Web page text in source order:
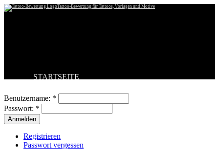
Tattoo-Bewertung für Tattoos, Vorlagen und Motive
STARTSEITE
BESTE TATTOOS
NEUESTE TATTOOS
KOMMENTARE
FORUM
Benutzername: *
Passwort: *
Registrieren
Passwort vergessen